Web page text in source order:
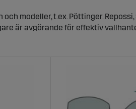
modeller, t.ex. Pöttinger. Repossi,
är avgörande för effektiv
presterar optimalt under
som passar flera välkända
att du enkelt hittar rätt delar för just